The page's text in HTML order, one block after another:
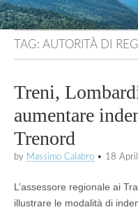
TAG: AUTORITÀ DI
Treni,
aumentare
Trenord
by Massimo Calabro • 18
L’assessore regionale ai
illustrare le modalità di